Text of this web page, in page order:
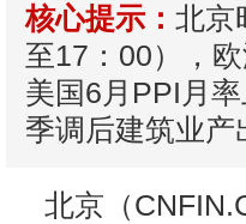
核心提示： 北京
至17：00），
美国6月PPI月
季调后建筑业
北京（